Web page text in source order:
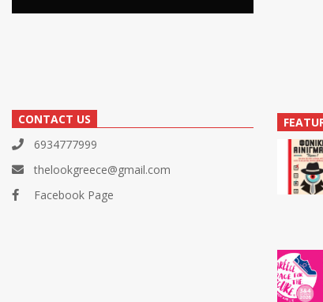
CONTACT US
6934777999
thelookgreece@gmail.com
Facebook Page